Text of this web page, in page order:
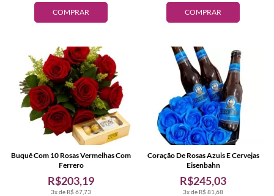
COMPRAR COMPRAR
3x de R$ 67,73
R$203,19
Buquê Com 10 Rosas Vermelhas Com
Ferrero
3x de R$ 81,68
R$245,03
Coração De Rosas Azuis E Cervejas
Eisenbahn